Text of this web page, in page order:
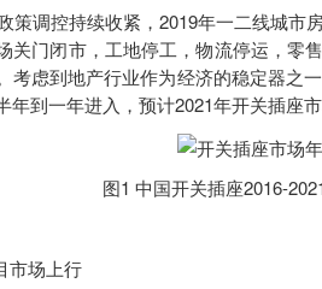
策调控持续收紧，2019年一二线城
关门闭市，工地停工，物流停运，零
考虑到地产行业作为经济的稳定器之
年到一年进入，预计2021年开关插座
图1 中国开关插座2016-
市场上行